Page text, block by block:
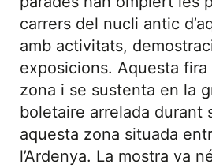
carrers del nucli antic
amb activitats,
exposicions. Aquesta fira
zona i se sustenta en la
boletaire arrelada durant
aquesta zona situada
l’Ardenya. La mostra va